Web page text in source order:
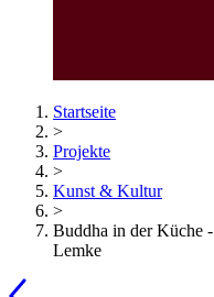
Startseite
>
Projekte
>
Kunst & Kultur
>
Buddha in der Küche
Lemke